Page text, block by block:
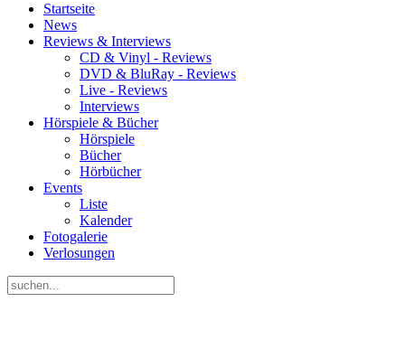
Startseite
News
Reviews & Interviews
CD & Vinyl - Reviews
DVD & BluRay - Reviews
Live - Reviews
Interviews
Hörspiele & Bücher
Hörspiele
Bücher
Hörbücher
Events
Liste
Kalender
Fotogalerie
Verlosungen